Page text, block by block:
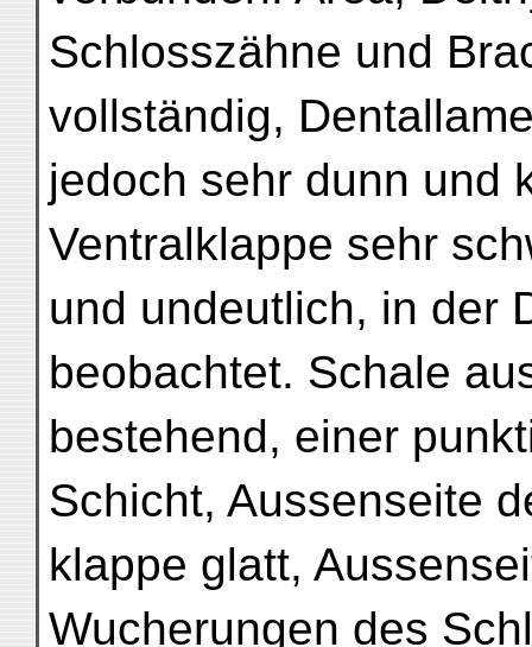
Schlosszähne und
vollständig,
jedoch sehr dunn und
Ventralklappe sehr
und undeutlich, in der
beobachtet. Schale
bestehend, einer
Schicht, Aussenseite
klappe glatt,
Wucherungen des